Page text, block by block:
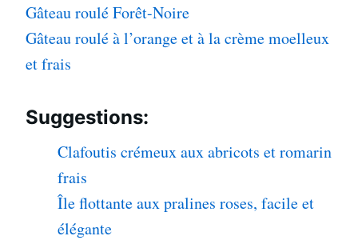
Gâteau roulé Forêt-Noire
Gâteau roulé à l’orange et à la crème moelleux
et frais
Suggestions:
Clafoutis crémeux aux abricots et romarin
frais
Île flottante aux pralines roses, facile et
élégante